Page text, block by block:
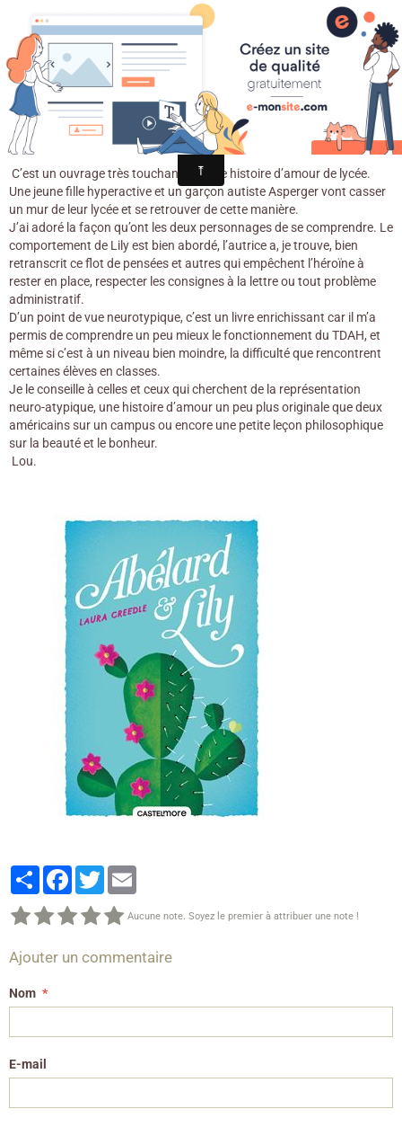
Croqu'livre
Abélard et Lily / Laura Creedle. -
Castelmore, 2018
C’est un ouvrage très touchant sur une histoire d’amour de lycée.
Une jeune fille hyperactive et un garçon autiste Asperger vont casser
un mur de leur lycée et se retrouver de cette manière.
J’ai adoré la façon qu’ont les deux personnages de se comprendre. Le
comportement de Lily est bien abordé, l’autrice a, je trouve, bien
retranscrit ce flot de pensées et autres qui empêchent l’héroïne à
rester en place, respecter les consignes à la lettre ou tout problème
administratif.
D’un point de vue neurotypique, c’est un livre enrichissant car il m’a
permis de comprendre un peu mieux le fonctionnement du TDAH, et
même si c’est à un niveau bien moindre, la difficulté que rencontrent
certaines élèves en classes.
Je le conseille à celles et ceux qui cherchent de la représentation
neuro-atypique, une histoire d’amour un peu plus originale que deux
américains sur un campus ou encore une petite leçon philosophique
sur la beauté et le bonheur.
Lou.
PartagerFacebook
Twitter
Aucune note. Soyez le premier à attribuer une note !
Ajouter un commentaire
Nom
E-mail